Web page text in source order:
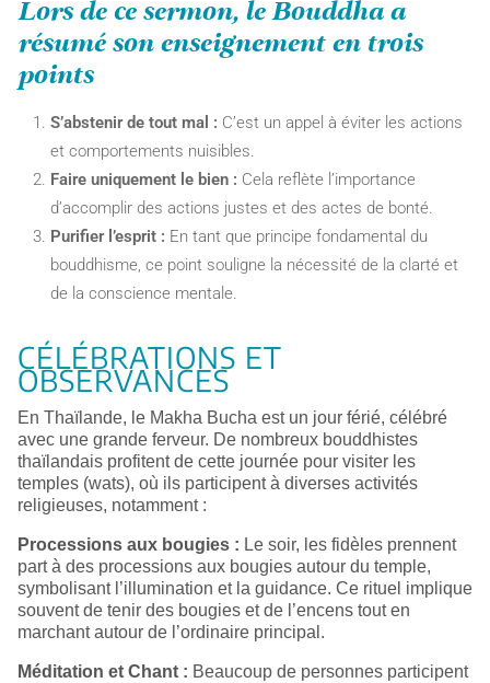
Lors de ce sermon, le Bouddha a
résumé son enseignement en trois
points
S’abstenir de tout mal : C’est un appel à éviter les actions
et comportements nuisibles.
Faire uniquement le bien : Cela reflète l’importance
d’accomplir des actions justes et des actes de bonté.
Purifier l’esprit : En tant que principe fondamental du
bouddhisme, ce point souligne la nécessité de la clarté et
de la conscience mentale.
CÉLÉBRATIONS ET
OBSERVANCES
En Thaïlande, le Makha Bucha est un jour férié, célébré
avec une grande ferveur. De nombreux bouddhistes
thaïlandais profitent de cette journée pour visiter les
temples (wats), où ils participent à diverses activités
religieuses, notamment :
Processions aux bougies : Le soir, les fidèles prennent
part à des processions aux bougies autour du temple,
symbolisant l’illumination et la guidance. Ce rituel implique
souvent de tenir des bougies et de l’encens tout en
marchant autour de l’ordinaire principal.
Méditation et Chant : Beaucoup de personnes participent